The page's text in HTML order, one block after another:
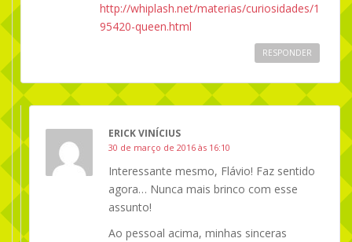
http://whiplash.net/materias/curiosidades/1
95420-queen.html
RESPONDER
ERICK VINÍCIUS
30 de março de 2016 às 16:10
Interessante mesmo, Flávio! Faz sentido
agora… Nunca mais brinco com esse
assunto!
Ao pessoal acima, minhas sinceras